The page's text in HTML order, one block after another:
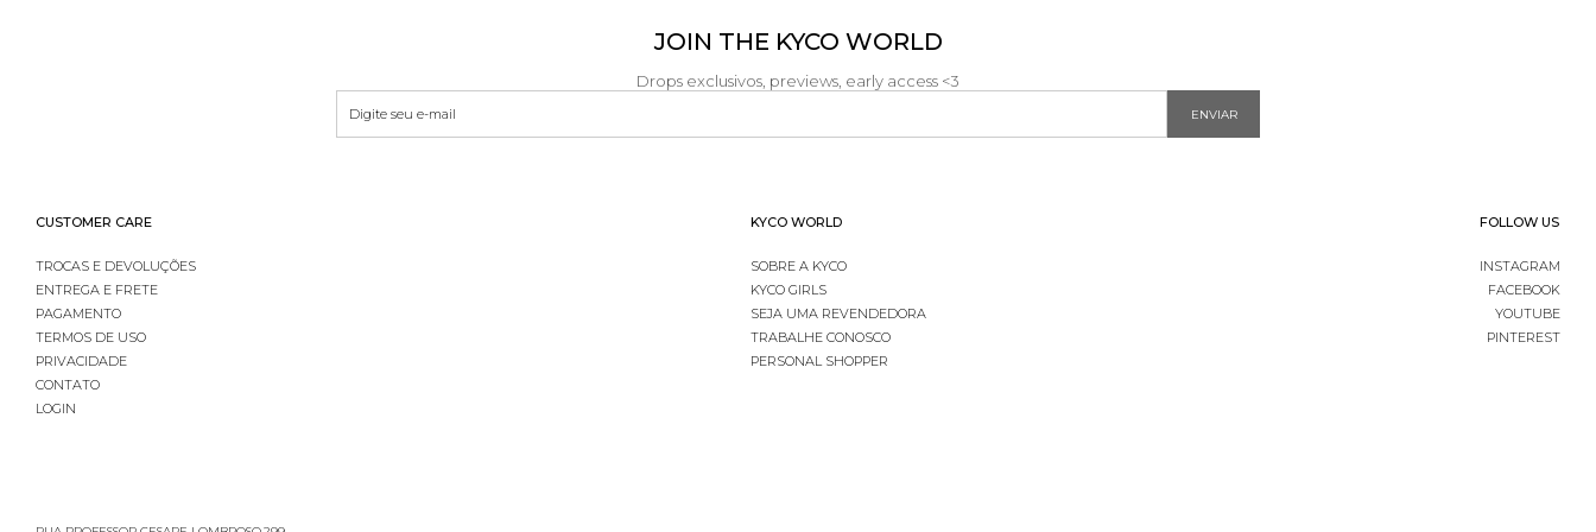
JOIN THE KYCO WORLD
Drops exclusivos, previews, early access <3
ENVIAR
CUSTOMER CARE
TROCAS E DEVOLUÇÕES
ENTREGA E FRETE
PAGAMENTO
TERMOS DE USO
PRIVACIDADE
CONTATO
LOGIN
KYCO WORLD
SOBRE A KYCO
KYCO GIRLS
SEJA UMA REVENDEDORA
TRABALHE CONOSCO
PERSONAL SHOPPER
FOLLOW US
INSTAGRAM
FACEBOOK
YOUTUBE
PINTEREST